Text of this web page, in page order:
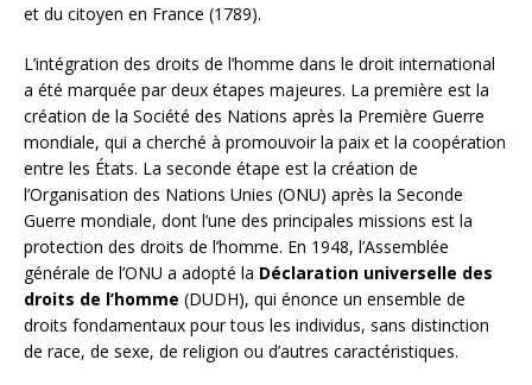
et du citoyen en France (1789).
L’intégration des droits de l’homme dans le droit international
a été marquée par deux étapes majeures. La première est la
création de la Société des Nations après la Première Guerre
mondiale, qui a cherché à promouvoir la paix et la coopération
entre les États. La seconde étape est la création de
l’Organisation des Nations Unies (ONU) après la Seconde
Guerre mondiale, dont l’une des principales missions est la
protection des droits de l’homme. En 1948, l’Assemblée
générale de l’ONU a adopté la Déclaration universelle des
droits de l’homme (DUDH), qui énonce un ensemble de
droits fondamentaux pour tous les individus, sans distinction
de race, de sexe, de religion ou d’autres caractéristiques.